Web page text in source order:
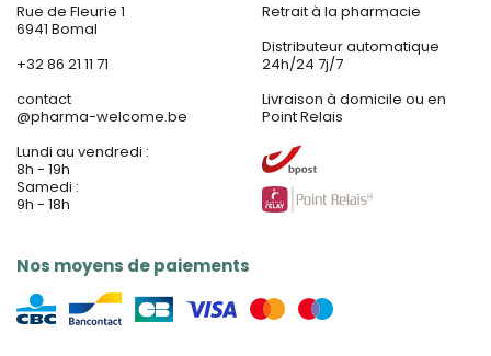
Rue de Fleurie 1
6941 Bomal
+32 86 21 11 71
contact
@pharma-welcome.be
Lundi au vendredi :
8h - 19h
Samedi :
9h - 18h
Nos moyens de paiements
Retrait à la pharmacie
Distributeur automatique
24h/24 7j/7
Livraison à domicile ou en
Point Relais